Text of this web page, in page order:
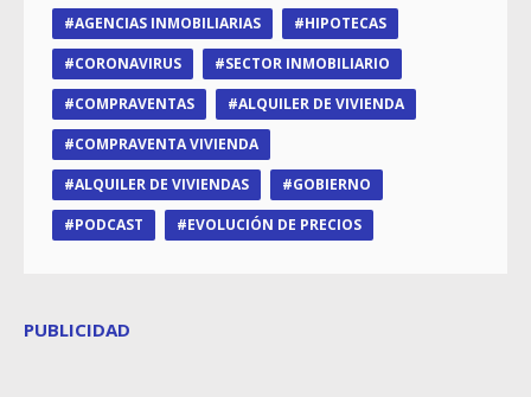
AGENCIAS INMOBILIARIAS
HIPOTECAS
CORONAVIRUS
SECTOR INMOBILIARIO
COMPRAVENTAS
ALQUILER DE VIVIENDA
COMPRAVENTA VIVIENDA
ALQUILER DE VIVIENDAS
GOBIERNO
PODCAST
EVOLUCIÓN DE PRECIOS
PUBLICIDAD